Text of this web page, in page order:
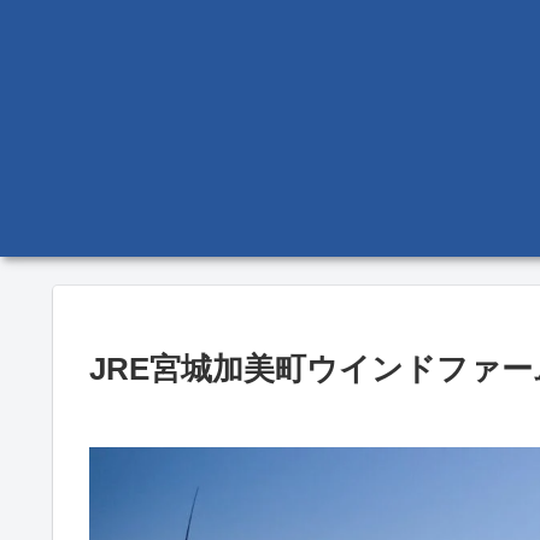
JRE宮城加美町ウインドファ